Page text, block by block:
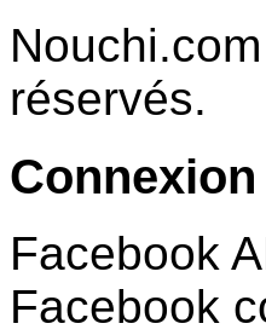
réservés.
Connexion
Facebook
Facebook